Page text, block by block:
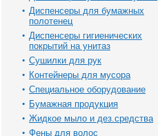
Диспенсеры для бумажных
полотенец
Диспенсеры гигиенических
покрытий на унитаз
Сушилки для рук
Контейнеры для мусора
Специальное оборудование
Бумажная продукция
Жидкое мыло и дез.средства
Фены для волос